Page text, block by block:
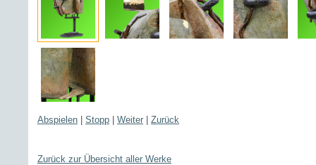
Abspielen Stopp Weiter Zurück
Zurück zur Übersicht aller Werke